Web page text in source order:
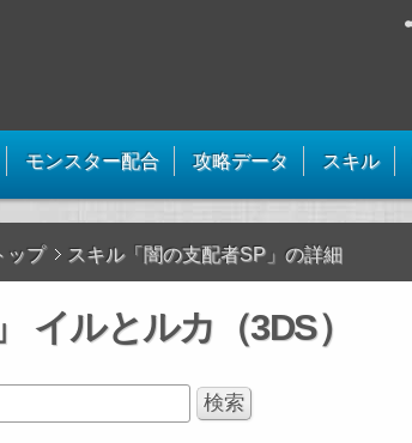
モンスター配合 攻略データ スキル
ップ スキル「闇の支配者SP」の詳細
イルとルカ（3DS）